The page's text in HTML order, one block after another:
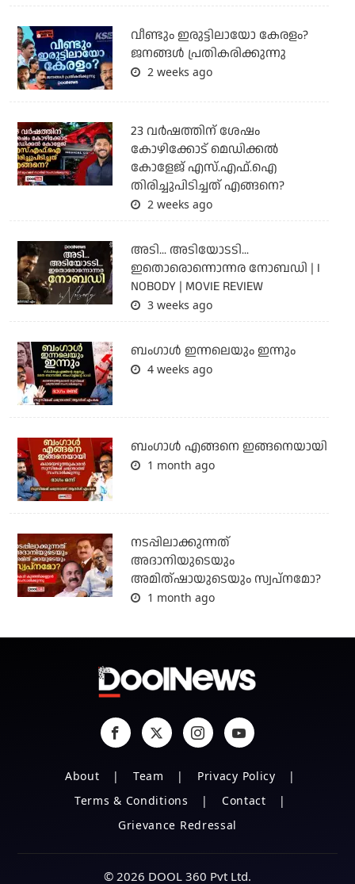
വീണ്ടും ഇരുട്ടിലായോ കേരളം?
ജനങ്ങൾ പ്രതികരിക്കുന്നു
2 weeks ago
23 വർഷത്തിന് ശേഷം
കോഴിക്കോട് മെഡിക്കൽ
കോളേജ് എസ്.എഫ്.ഐ
തിരിച്ചുപിടിച്ചത് എങ്ങനെ?
2 weeks ago
അടി... അടിയോടടി...
ഇതൊരൊന്നൊന്നര നോബഡി | I
NOBODY | MOVIE REVIEW
3 weeks ago
ബംഗാള്‍ ഇന്നലെയും ഇന്നും
4 weeks ago
ബം​ഗാൾ എങ്ങനെ ഇങ്ങനെയായി
1 month ago
നടപ്പിലാക്കുന്നത്
അദാനിയുടെയും
അമിത്ഷായുടെയും സ്വപ്നമോ?
1 month ago
About Team
Privacy Policy
Terms & Conditions
Contact
Grievance Redressal
© 2026 DOOL 360 Pvt Ltd.